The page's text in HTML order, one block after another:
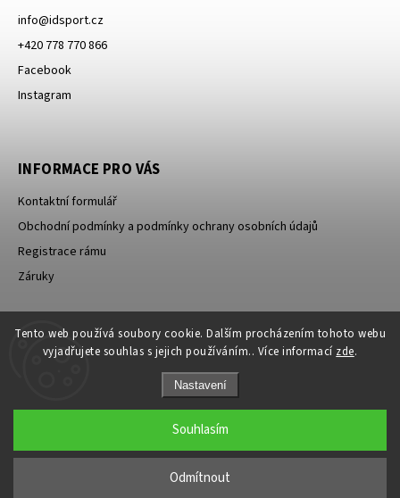
Tento web používá soubory cookie. Dalším procházením tohoto webu
vyjadřujete souhlas s jejich používáním.. Více informací zde.
Nastavení
Odmítnout
Souhlasím
info@idsport.cz
+420 778 770 866
Facebook
Instagram
INFORMACE PRO VÁS
Kontaktní formulář
Obchodní podmínky a podmínky ochrany osobních údajů
Registrace rámu
Záruky
ID Sport s.r.o. PowerBar
Copyright 2026Pinarello CZ. Všechna práva vyhrazena.
Grafický návrh vytvořil a nakódoval